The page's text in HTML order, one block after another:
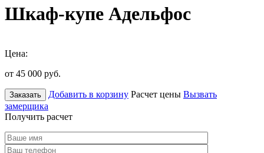
Шкаф-купе Адельфос
Цена:
от 45 000 руб.
Заказать Добавить в корзину Расчет цены Вызвать
замерщика
Получить расчет